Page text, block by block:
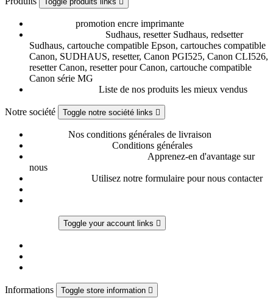
promotion encre imprimante
Sudhaus, resetter Sudhaus, redsetter
Sudhaus, cartouche compatible Epson, cartouches compatible
Canon, SUDHAUS, resetter, Canon PGI525, Canon CLI526,
resetter Canon, resetter pour Canon, cartouche compatible
Canon série MG
Liste de nos produits les mieux vendus
Notre société Toggle notre société links 
Nos conditions générales de livraison
Conditions générales
Apprenez-en d'avantage sur
nous
Utilisez notre formulaire pour nous contacter
Toggle your account links 
Informations Toggle store information 